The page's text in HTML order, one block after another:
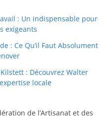
: Un indispensable pour
exigeants
: Ce Qu’il Faut Absolument
: Découvrez Walter
locale
de l’Artisanat et des